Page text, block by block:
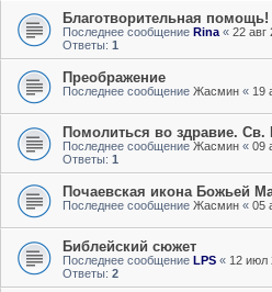
Благотворительная помощь!
Последнее сообщение Rina « 22 авг
Ответы: 1
Преображение
Последнее сообщение Жасмин « 19
Помолиться во здравие. Св.
Последнее сообщение Жасмин « 09
Ответы: 1
Почаевская икона Божьей
Последнее сообщение Жасмин « 05
Библейский сюжет
Последнее сообщение LPS « 12 июл
Ответы: 2